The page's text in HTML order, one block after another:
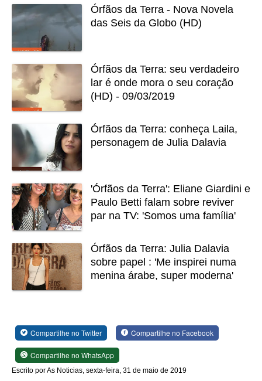
Órfãos da Terra - Nova Novela
das Seis da Globo (HD)
Órfãos da Terra: seu verdadeiro
lar é onde mora o seu coração
(HD) - 09/03/2019
Órfãos da Terra: conheça Laila,
personagem de Julia Dalavia
'Órfãos da Terra': Eliane Giardini e
Paulo Betti falam sobre reviver
par na TV: 'Somos uma família'
Órfãos da Terra: Julia Dalavia
sobre papel : 'Me inspirei numa
menina árabe, super moderna'
Compartilhe no Twitter Compartilhe no Facebook
Compartilhe no WhatsApp
Escrito por As Noticias, sexta-feira, 31 de maio de 2019